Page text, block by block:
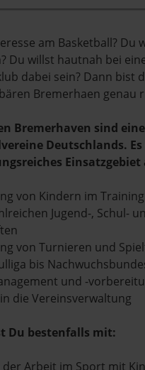
am Basketball? Du
Du willst hautnah bei
dabei sein? Dann bist
Bremerhaen genau
Bremerhaven sind
Deutschlands.
Einsatzgebiet
von Kindern im
Jugend-, Schul-
von Turnieren und
bis
und -
die Vereinsverwaltung
Du bestenfalls mit:
Arbeit im Sport mit